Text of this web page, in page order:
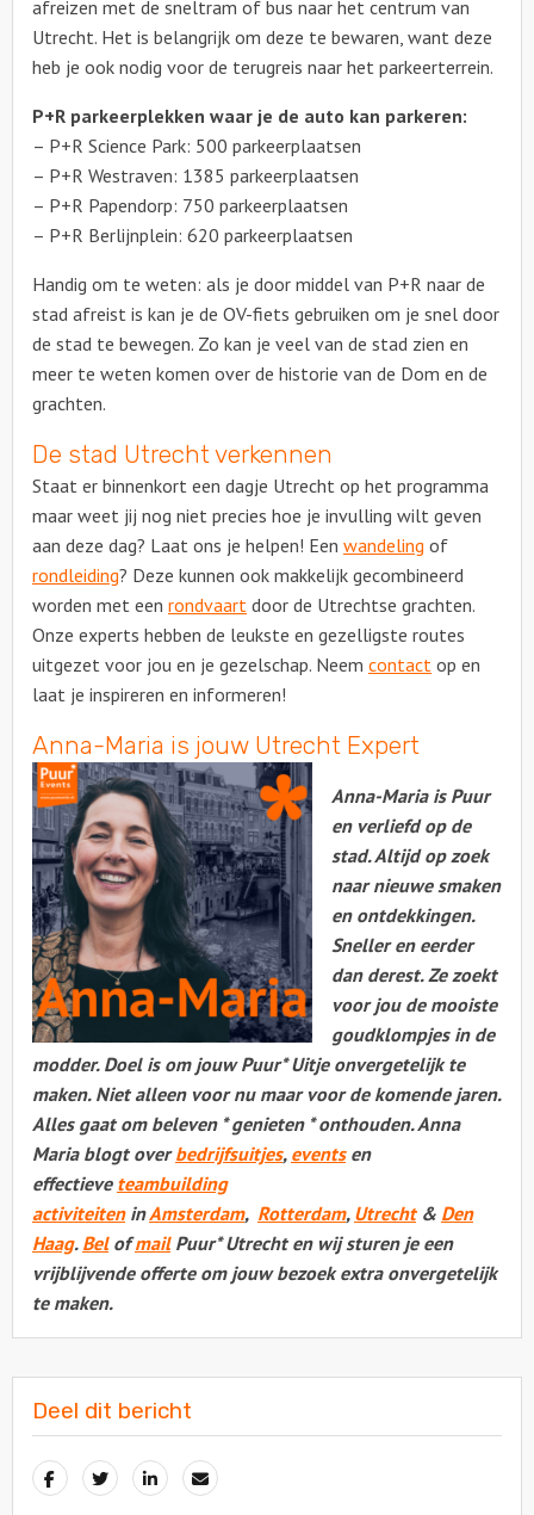
afreizen met de sneltram of bus naar het centrum van
Utrecht. Het is belangrijk om deze te bewaren, want deze
heb je ook nodig voor de terugreis naar het parkeerterrein.
P+R parkeerplekken waar je de auto kan parkeren:
– P+R Science Park: 500 parkeerplaatsen
– P+R Westraven: 1385 parkeerplaatsen
– P+R Papendorp: 750 parkeerplaatsen
– P+R Berlijnplein: 620 parkeerplaatsen
Handig om te weten: als je door middel van P+R naar de
stad afreist is kan je de OV-fiets gebruiken om je snel door
de stad te bewegen. Zo kan je veel van de stad zien en
meer te weten komen over de historie van de Dom en de
grachten.
De stad Utrecht verkennen
Staat er binnenkort een dagje Utrecht op het programma
maar weet jij nog niet precies hoe je invulling wilt geven
aan deze dag? Laat ons je helpen! Een wandeling of
rondleiding? Deze kunnen ook makkelijk gecombineerd
worden met een rondvaart door de Utrechtse grachten.
Onze experts hebben de leukste en gezelligste routes
uitgezet voor jou en je gezelschap. Neem contact op en
laat je inspireren en informeren!
Anna-Maria is jouw Utrecht Expert
Anna-Maria is Puur
en verliefd op de
stad. Altijd op zoek
naar nieuwe smaken
en ontdekkingen.
Sneller en eerder
dan derest. Ze zoekt
voor jou de mooiste
goudklompjes in de
modder. Doel is om jouw Puur* Uitje onvergetelijk te
maken. Niet alleen voor nu maar voor de komende jaren.
Alles gaat om beleven * genieten * onthouden. Anna
Maria blogt over bedrijfsuitjes, events en
effectieve teambuilding
activiteiten inAmsterdam, Rotterdam, Utrecht & Den
Haag. Bel of mail Puur* Utrecht en wij sturen je een
vrijblijvende offerte om jouw bezoek extra onvergetelijk
te maken.
Deel dit bericht